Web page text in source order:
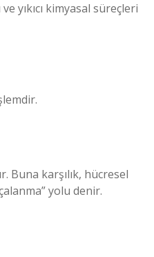
yıkıcı kimyasal süreçleri
karşılık, hücresel
yolu denir.